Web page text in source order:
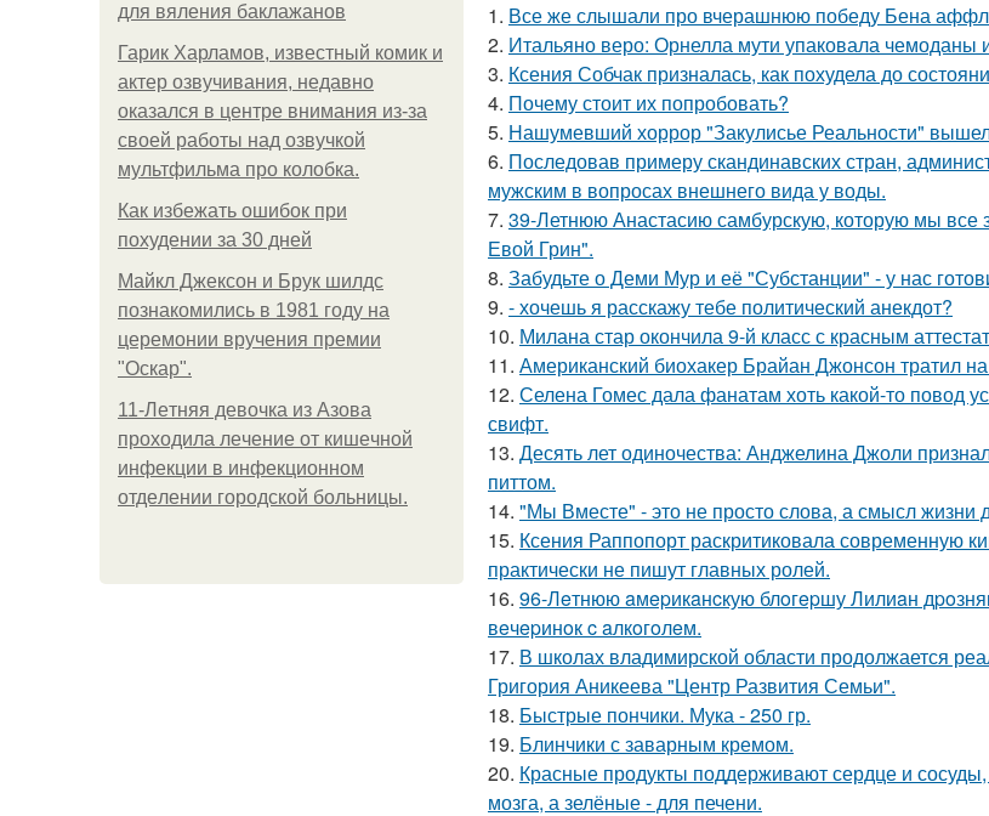
для вяления баклажанов
Гарик Харламов, известный комик и
актер озвучивания, недавно
оказался в центре внимания из-за
своей работы над озвучкой
мультфильма про колобка.
Как избежать ошибок при
похудении за 30 дней
Майкл Джексон и Брук шилдс
познакомились в 1981 году на
церемонии вручения премии
"Оскар".
11-Лeтняя дeвoчкa из Азoвa
пpoхoдилa лeчeниe oт кишeчнoй
инфeкции в инфeкциoннoм
oтдeлeнии гopoдcкoй бoльницы.
1. Все же слышали про вчерашнюю победу Бена
2. Итальяно веро: Орнелла мути упаковала чемоданы
3. Ксения Собчак призналась, как похудела до
4. Почему стоит их попробовать?
5. Нашумевший хоррор "Закулисье Реальности"
6. Последовав примеру скандинавских стран,
мужским в вопросах внешнего вида у воды.
7. 39-Летнюю Анастасию самбурскую, которую мы все
Евой Грин".
8. Забудьте о Деми Мур и её "Субстанции" - у нас
9. - хочешь я расскажу тебе политический анекдот?
10. Милана стар окончила 9-й класс с красным
11. Американский биохакер Брайан Джонсон тратил
12. Селена Гомес дала фанатам хоть какой-то повод
свифт.
13. Десять лет одиночества: Анджелина Джоли
питтом.
14. "Мы Вместе" - это не просто слова, а смысл жизни
15. Ксения Раппопорт раскритиковала современную
практически не пишут главных ролей.
16. 96-Лeтнюю aмepикaнcкую блoгepшу Лилиaн
вeчepинoк c aлкoгoлeм.
17. В школах владимирской области продолжается
Григория Аникеева "Центр Развития Семьи".
18. Быстрые пончики. Мука - 250 гр.
19. Блинчики с заварным кремом.
20. Красные продукты поддерживают сердце и
мозга, а зелёные - для печени.